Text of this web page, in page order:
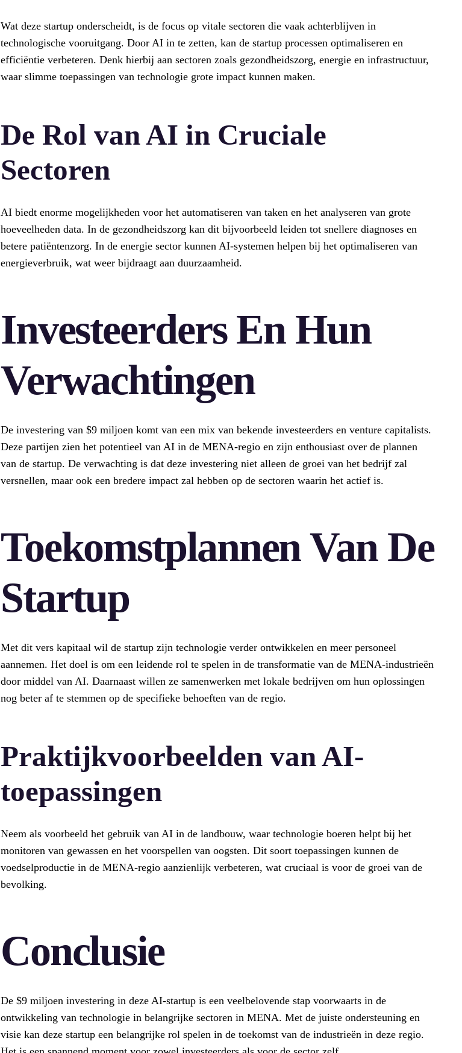
Wat deze startup onderscheidt, is de focus op vitale sectoren die vaak achterblijven in
technologische vooruitgang. Door AI in te zetten, kan de startup processen optimaliseren en
efficiëntie verbeteren. Denk hierbij aan sectoren zoals gezondheidszorg, energie en infrastructuur,
waar slimme toepassingen van technologie grote impact kunnen maken.
De Rol van AI in Cruciale
Sectoren
AI biedt enorme mogelijkheden voor het automatiseren van taken en het analyseren van grote
hoeveelheden data. In de gezondheidszorg kan dit bijvoorbeeld leiden tot snellere diagnoses en
betere patiëntenzorg. In de energie sector kunnen AI-systemen helpen bij het optimaliseren van
energieverbruik, wat weer bijdraagt aan duurzaamheid.
Investeerders En Hun
Verwachtingen
De investering van $9 miljoen komt van een mix van bekende investeerders en venture capitalists.
Deze partijen zien het potentieel van AI in de MENA-regio en zijn enthousiast over de plannen
van de startup. De verwachting is dat deze investering niet alleen de groei van het bedrijf zal
versnellen, maar ook een bredere impact zal hebben op de sectoren waarin het actief is.
Toekomstplannen Van De
Startup
Met dit vers kapitaal wil de startup zijn technologie verder ontwikkelen en meer personeel
aannemen. Het doel is om een leidende rol te spelen in de transformatie van de MENA-industrieën
door middel van AI. Daarnaast willen ze samenwerken met lokale bedrijven om hun oplossingen
nog beter af te stemmen op de specifieke behoeften van de regio.
Praktijkvoorbeelden van AI-
toepassingen
Neem als voorbeeld het gebruik van AI in de landbouw, waar technologie boeren helpt bij het
monitoren van gewassen en het voorspellen van oogsten. Dit soort toepassingen kunnen de
voedselproductie in de MENA-regio aanzienlijk verbeteren, wat cruciaal is voor de groei van de
bevolking.
Conclusie
De $9 miljoen investering in deze AI-startup is een veelbelovende stap voorwaarts in de
ontwikkeling van technologie in belangrijke sectoren in MENA. Met de juiste ondersteuning en
visie kan deze startup een belangrijke rol spelen in de toekomst van de industrieën in deze regio.